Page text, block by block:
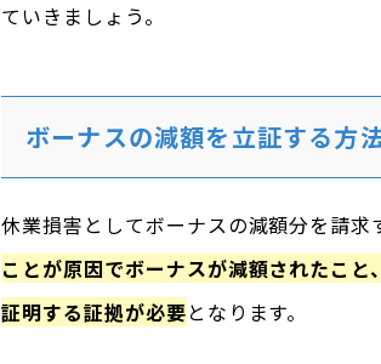
ていきましょう。
ボーナスの減額を立証する方
休業損害としてボーナスの減額分を請求
ことが原因でボーナスが減額されたこ
証明する証拠が必要となります。